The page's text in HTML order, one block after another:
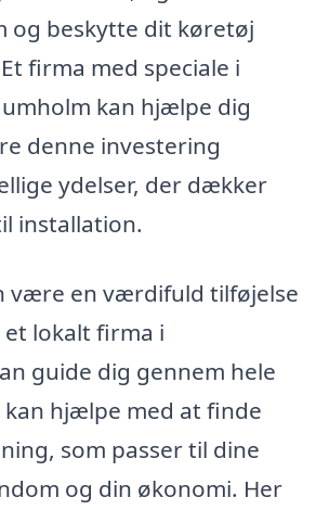
og beskytte dit køretøj
firma med speciale i
kan hjælpe dig
denne investering
ydelser, der dækker
installation.
være en værdifuld tilføjelse
lokalt firma i
guide dig gennem hele
kan hjælpe med at finde
som passer til dine
og din økonomi. Her